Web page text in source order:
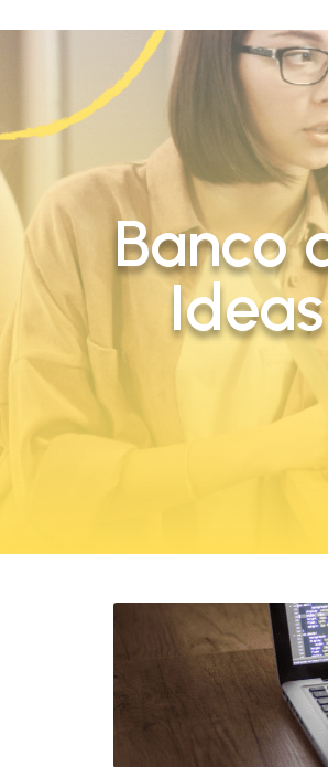
Banco
Ideas